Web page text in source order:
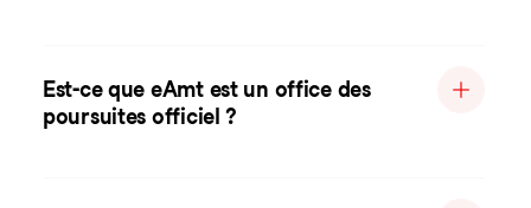
Est-ce que eAmt est un office des
poursuites officiel ?